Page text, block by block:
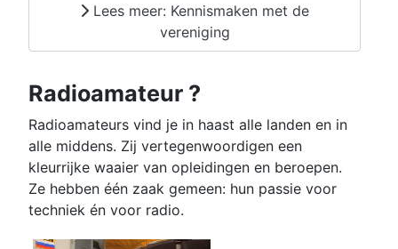
Lees meer: Kennismaken met de
vereniging
Radioamateur ?
Radioamateurs vind je in haast alle landen en in
alle middens. Zij vertegenwoordigen een
kleurrijke waaier van opleidingen en beroepen.
Ze hebben één zaak gemeen: hun passie voor
techniek én voor radio.